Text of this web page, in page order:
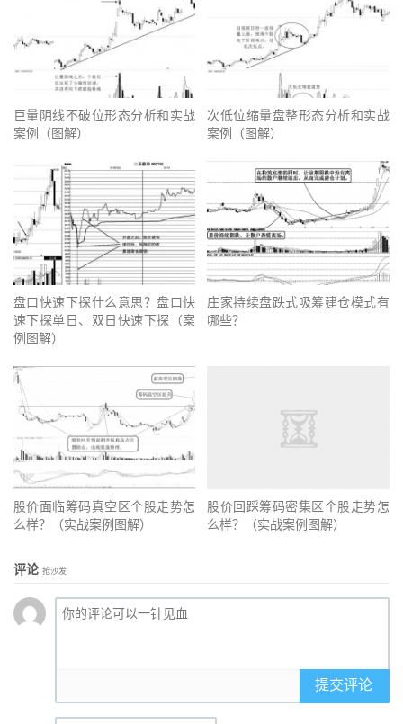
巨量阴线不破位形态分析和实战
案例（图解）
次低位缩量盘整形态分析和实战
案例（图解）
盘口快速下探什么意思？盘口快
速下探单日、双日快速下探（案
例图解）
庄家持续盘跌式吸筹建仓模式有
哪些？
股价面临筹码真空区个股走势怎
么样？（实战案例图解）
股价回踩筹码密集区个股走势怎
么样？（实战案例图解）
评论 抢沙发
提交评论